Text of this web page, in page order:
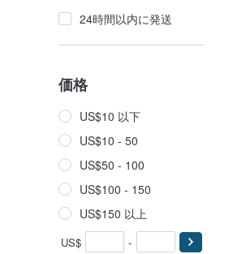
24時間以内に発送
価格
US$10 以下
US$10 - 50
US$50 - 100
US$100 - 150
US$150 以上
US$ -